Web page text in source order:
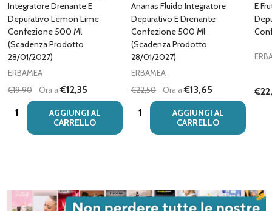
Integratore Drenante E
Depurativo Lemon Lime
Confezione 500 Ml
(Scadenza Prodotto
28/01/2027)
ERBAMEA
€19,90
Ora a€12,35
Quantità:
AGGIUNGI AL
CARRELLO
Ananas Fluido Integratore
Depurativo E Drenante
Confezione 500 Ml
(Scadenza Prodotto
28/01/2027)
ERBAMEA
€22,50
Ora a€13,65
Quantità:
AGGIUNGI AL
CARRELLO
E